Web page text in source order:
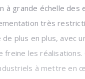
à grande échelle des
très
plus en plus, avec
freine les
à mettre en